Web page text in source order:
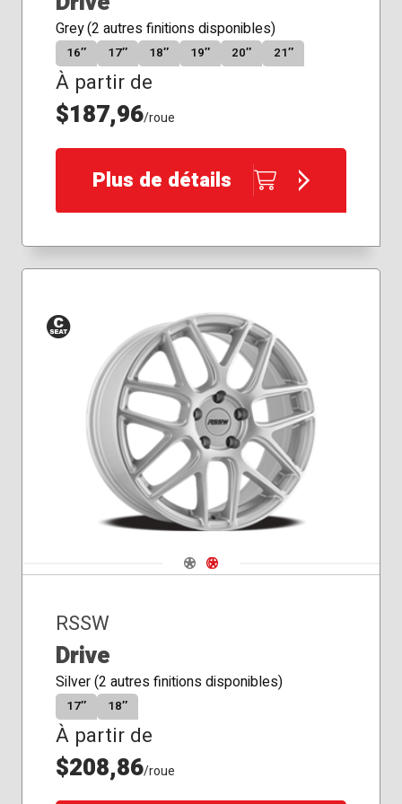
Grey (2 autres finitions disponibles)
16″ 17″ 18″ 19″ 20″ 21″
À partir de
$187,96/roue
Plus de détails
Siège
conique
Navigate 1
Navigate 2
RSSW
Drive
Silver (2 autres finitions disponibles)
17″ 18″
À partir de
$208,86/roue